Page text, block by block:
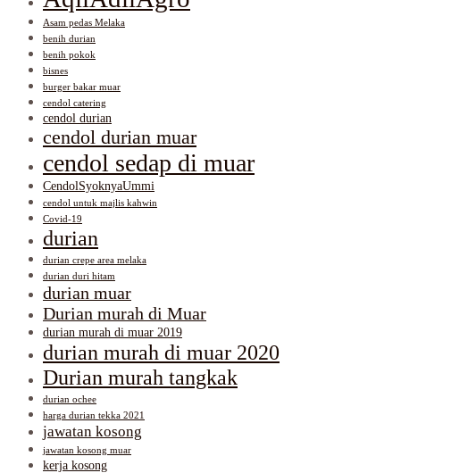
Asam pedas Melaka
benih durian
benih pokok
bisnes
burger bakar muar
cendol catering
cendol durian
cendol durian muar
cendol sedap di muar
CendolSyoknyaUmmi
cendol untuk majlis kahwin
Covid-19
durian
durian crepe area melaka
durian duri hitam
durian muar
Durian murah di Muar
durian murah di muar 2019
durian murah di muar 2020
Durian murah tangkak
durian ochee
harga durian tekka 2021
jawatan kosong
jawatan kosong muar
kerja kosong